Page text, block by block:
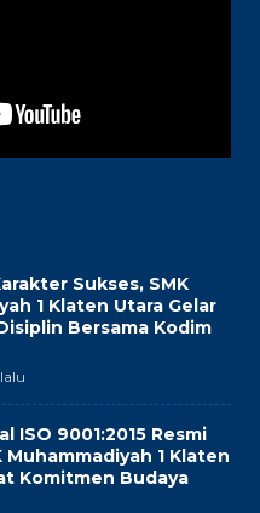
Sukses, SMK
1 Klaten Utara Gelar
Bersama Kodim
ISO 9001:2015 Resmi
Muhammadiyah 1 Klaten
Komitmen Budaya